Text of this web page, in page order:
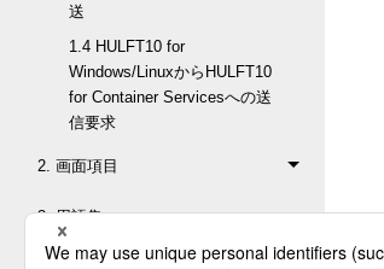
送
1.4 HULFT10 for
Windows/LinuxからHULFT10
for Container Servicesへの送
信要求
2. 画面項目
3. 用語集